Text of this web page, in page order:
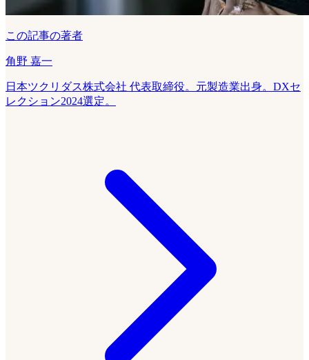
この記事の著者
角野 嘉一
日本ツクリダス株式会社 代表取締役。元製造業出身。DXセ
レクション2024選定。